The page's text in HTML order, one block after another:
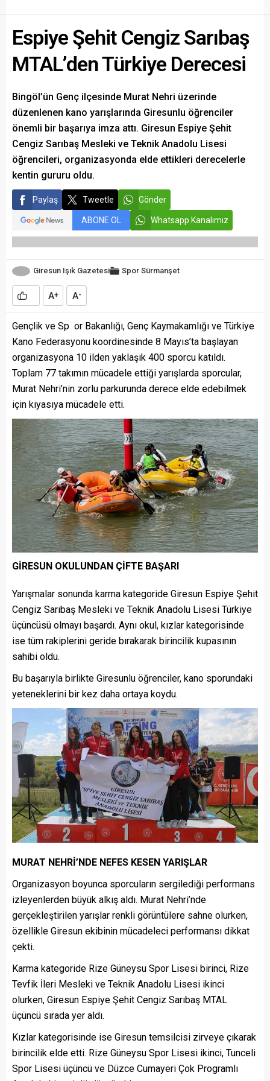
Espiye Şehit Cengiz Sarıbaş
MTAL’den Türkiye Derecesi
Bingöl’ün Genç ilçesinde Murat Nehri üzerinde
düzenlenen kano yarışlarında Giresunlu öğrenciler
önemli bir başarıya imza attı. Giresun Espiye Şehit
Cengiz Sarıbaş Mesleki ve Teknik Anadolu Lisesi
öğrencileri, organizasyonda elde ettikleri derecelerle
kentin gururu oldu.
Paylaş Tweetle Gönder
ABONE OL Whatsapp Kanalımız
Giresun Işık Gazetesi Spor Sürmanşet
A+ A-
Gençlik ve Sp or Bakanlığı, Genç Kaymakamlığı ve Türkiye
Kano Federasyonu koordinesinde 8 Mayıs’ta başlayan
organizasyona 10 ilden yaklaşık 400 sporcu katıldı.
Toplam 77 takımın mücadele ettiği yarışlarda sporcular,
Murat Nehri’nin zorlu parkurunda derece elde edebilmek
için kıyasıya mücadele etti.
GİRESUN OKULUNDAN ÇİFTE BAŞARI
Yarışmalar sonunda karma kategoride Giresun Espiye Şehit
Cengiz Sarıbaş Mesleki ve Teknik Anadolu Lisesi Türkiye
üçüncüsü olmayı başardı. Aynı okul, kızlar kategorisinde
ise tüm rakiplerini geride bırakarak birincilik kupasının
sahibi oldu.
Bu başarıyla birlikte Giresunlu öğrenciler, kano sporundaki
yeteneklerini bir kez daha ortaya koydu.
MURAT NEHRİ’NDE NEFES KESEN YARIŞLAR
Organizasyon boyunca sporcuların sergilediği performans
izleyenlerden büyük alkış aldı. Murat Nehri’nde
gerçekleştirilen yarışlar renkli görüntülere sahne olurken,
özellikle Giresun ekibinin mücadeleci performansı dikkat
çekti.
Karma kategoride Rize Güneysu Spor Lisesi birinci, Rize
Tevfik İleri Mesleki ve Teknik Anadolu Lisesi ikinci
olurken, Giresun Espiye Şehit Cengiz Sarıbaş MTAL
üçüncü sırada yer aldı.
Kızlar kategorisinde ise Giresun temsilcisi zirveye çıkarak
birincilik elde etti. Rize Güneysu Spor Lisesi ikinci, Tunceli
Spor Lisesi üçüncü ve Düzce Cumayeri Çok Programlı